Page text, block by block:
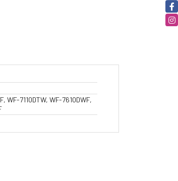
WF-7110DTW, WF-7610DWF,